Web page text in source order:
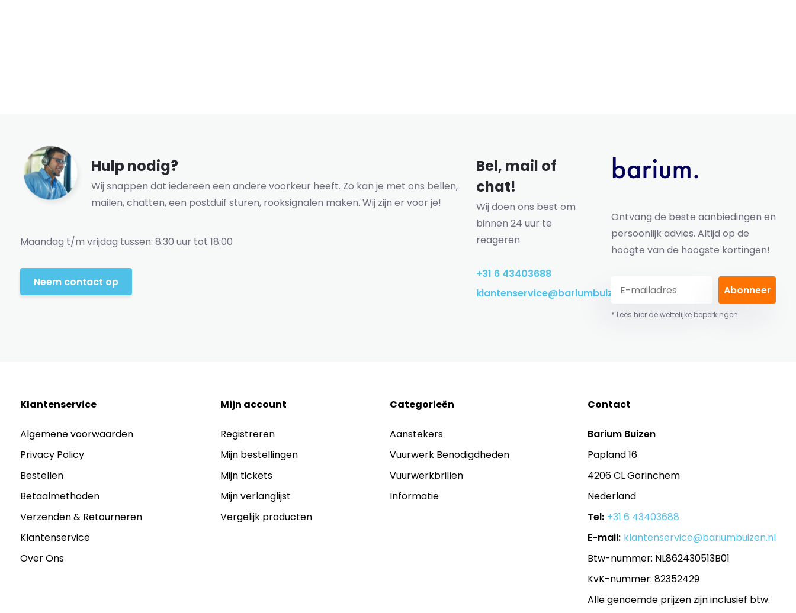
Hulp nodig?
Wij snappen dat iedereen een andere voorkeur heeft. Zo kan je met ons bellen,
mailen, chatten, een postduif sturen, rooksignalen maken. Wij zijn er voor je!
Maandag t/m vrijdag tussen: 8:30 uur tot 18:00
Neem contact op
Bel, mail of
chat!
Wij doen ons best om
binnen 24 uur te
reageren
+31 6 43403688
klantenservice@bariumbuizen.nl
Ontvang de beste aanbiedingen en
persoonlijk advies. Altijd op de
hoogte van de hoogste kortingen!
Abonneer
* Lees hier de wettelijke beperkingen
Klantenservice
Algemene voorwaarden
Privacy Policy
Bestellen
Betaalmethoden
Verzenden & Retourneren
Klantenservice
Over Ons
Mijn account
Registreren
Mijn bestellingen
Mijn tickets
Mijn verlanglijst
Vergelijk producten
Categorieën
Aanstekers
Vuurwerk Benodigdheden
Vuurwerkbrillen
Informatie
Contact
Barium Buizen
Papland 16
4206 CL Gorinchem
Nederland
Tel: +31 6 43403688
E-mail: klantenservice@bariumbuizen.nl
Btw-nummer: NL862430513B01
KvK-nummer: 82352429
Alle genoemde prijzen zijn inclusief btw.